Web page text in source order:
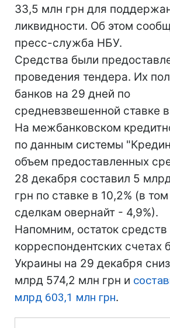
33,5 млн грн для
ликвидности. Об этом
пресс-служба НБУ.
Средства были
проведения тендера. Их
банков на 29 дней по
средневзвешенной ставке
На межбанковском
по данным системы
объем предоставленных
28 декабря составил 5
грн по ставке в 10,2% (в
сделкам овернайт - 4,9%).
Напомним, остаток средств
корреспондентских счетах
Украины на 29 декабря
млрд 574,2 млн грн и
млрд 603,1 млн грн.